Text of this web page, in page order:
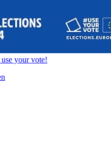
your vote!